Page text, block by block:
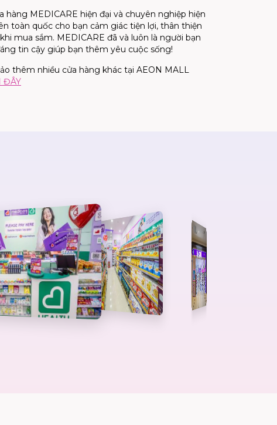
hàng MEDICARE hiện đại và chuyên nghiệp hiện
toàn quốc cho bạn cảm giác tiện lợi, thân thiện
mua sắm. MEDICARE đã và luôn là người bạn
tin cậy giúp bạn thêm yêu cuộc sống!
thêm nhiều cửa hàng khác tại AEON MALL
ĐÂY